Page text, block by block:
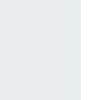
KÜLTÜR